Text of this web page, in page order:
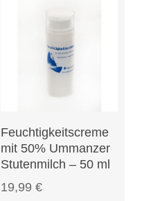
In Den Warenkorb
Feuchtigkeitscreme
mit 50% Ummanzer
Stutenmilch – 50 ml
19,99€